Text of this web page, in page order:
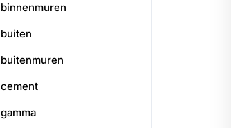
binnenmuren
buiten
buitenmuren
cement
gamma